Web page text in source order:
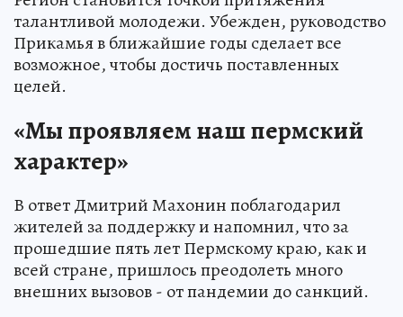
талантливой молодежи. Убежден, руководство
Прикамья в ближайшие годы сделает все
возможное, чтобы достичь поставленных
целей.
«Мы проявляем наш пермский
характер»
В ответ Дмитрий Махонин поблагодарил
жителей за поддержку и напомнил, что за
прошедшие пять лет Пермскому краю, как и
всей стране, пришлось преодолеть много
внешних вызовов - от пандемии до санкций.